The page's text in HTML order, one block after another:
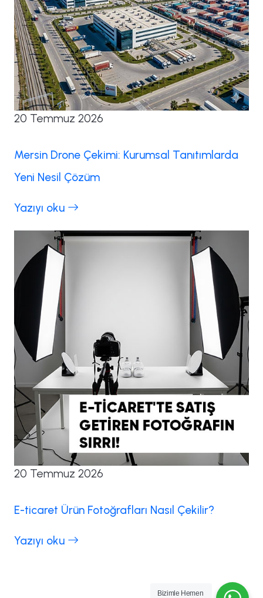
20 Temmuz 2026
Mersin Drone Çekimi: Kurumsal Tanıtımlarda
Yeni Nesil Çözüm
Yazıyı oku
20 Temmuz 2026
E-ticaret Ürün Fotoğrafları Nasıl Çekilir?
Yazıyı oku
Bizimle Hemen